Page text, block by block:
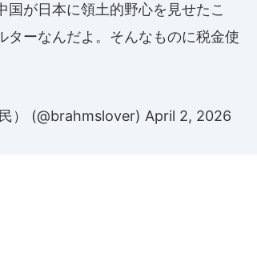
が日本に領土的野心を見せたこ
ーなんだよ。そんなものに税金使
） (@brahmslover) April 2, 2026